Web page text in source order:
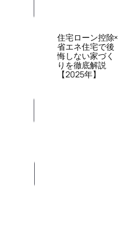
住宅ローン控除×
省エネ住宅で後
悔しない家づく
りを徹底解説
【2025年】